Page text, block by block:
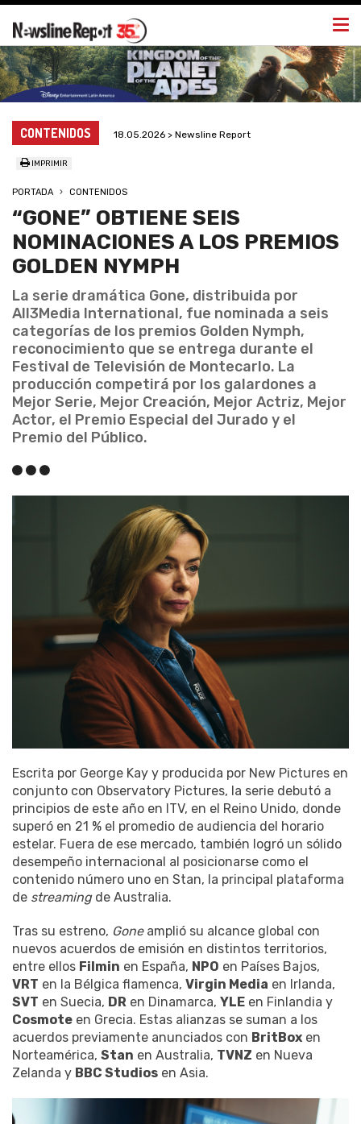
CONTENIDOS 18.05.2026 > Newsline Report
IMPRIMIR
PORTADA CONTENIDOS
“GONE” OBTIENE SEIS
NOMINACIONES A LOS PREMIOS
GOLDEN NYMPH
La serie dramática Gone, distribuida por
All3Media International, fue nominada a seis
categorías de los premios Golden Nymph,
reconocimiento que se entrega durante el
Festival de Televisión de Montecarlo. La
producción competirá por los galardones a
Mejor Serie, Mejor Creación, Mejor Actriz, Mejor
Actor, el Premio Especial del Jurado y el
Premio del Público.
Escrita por George Kay y producida por New Pictures en
conjunto con Observatory Pictures, la serie debutó a
principios de este año en ITV, en el Reino Unido, donde
superó en 21 % el promedio de audiencia del horario
estelar. Fuera de ese mercado, también logró un sólido
desempeño internacional al posicionarse como el
contenido número uno en Stan, la principal plataforma
de streamingde Australia.
Tras su estreno, Goneamplió su alcance global con
nuevos acuerdos de emisión en distintos territorios,
entre ellos Filmin en España, NPO en Países Bajos,
VRT en la Bélgica flamenca, Virgin Media en Irlanda,
SVT en Suecia, DR en Dinamarca, YLE en Finlandia y
Cosmote en Grecia. Estas alianzas se suman a los
acuerdos previamente anunciados con BritBox en
Norteamérica, Stan en Australia, TVNZ en Nueva
Zelanda y BBC Studios en Asia.